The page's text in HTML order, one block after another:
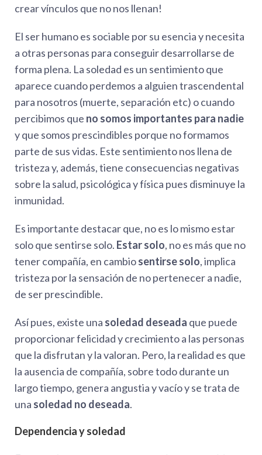
crear vínculos que no nos llenan!
El ser humano es sociable por su esencia y necesita
a otras personas para conseguir desarrollarse de
forma plena. La soledad es un sentimiento que
aparece cuando perdemos a alguien trascendental
para nosotros (muerte, separación etc) o cuando
percibimos que no somos importantes para nadie
y que somos prescindibles porque no formamos
parte de sus vidas. Este sentimiento nos llena de
tristeza y, además, tiene consecuencias negativas
sobre la salud, psicológica y física pues disminuye la
inmunidad.
Es importante destacar que, no es lo mismo estar
solo que sentirse solo. Estar solo, no es más que no
tener compañía, en cambiosentirse solo, implica
tristeza por la sensación de no pertenecer a nadie,
de ser prescindible.
Así pues, existe una soledad deseada que puede
proporcionar felicidad y crecimiento a las personas
que la disfrutan y la valoran. Pero, la realidad es que
la ausencia de compañía, sobre todo durante un
largo tiempo, genera angustia y vacío y se trata de
una soledad no deseada.
Dependencia y soledad